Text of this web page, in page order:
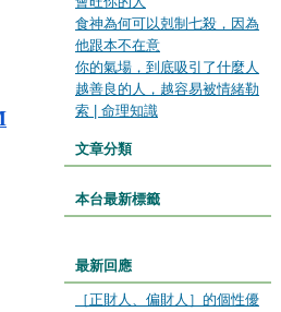
食神為何可以剋制七殺，因為
他跟本不在意
你的氣場，到底吸引了什麼人
越善良的人，越容易被情緒勒
索 | 命理知識
文章分類
本台最新標籤
最新回應
［正財人、偏財人］的個性優